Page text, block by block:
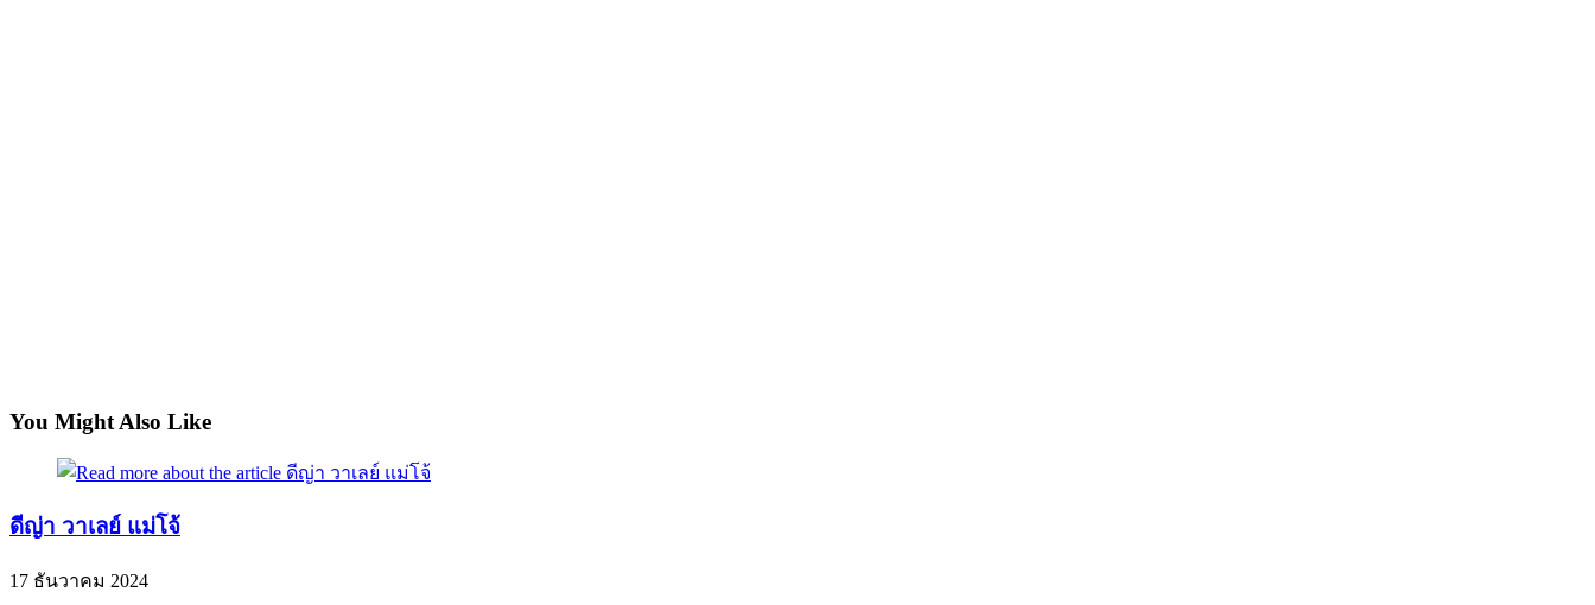
You Might Also Like
ดีญ่า วาเลย์ แม่โจ้
17 ธันวาคม 2024